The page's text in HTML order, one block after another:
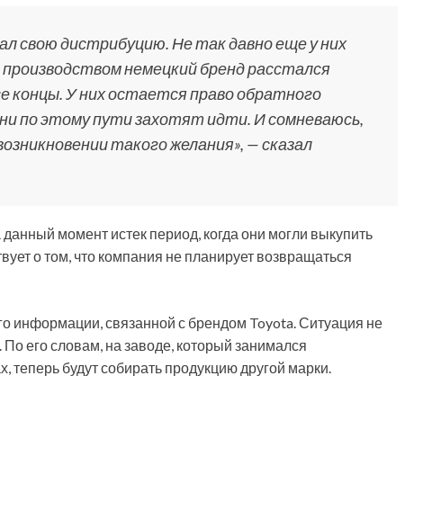
свою дистрибуцию. Не так давно еще у них
производством немецкий бренд расстался
концы. У них остается право обратного
по этому пути захотят идти. И сомневаюсь,
такого желания», — сказал
момент истек период, когда они могли выкупить
о том, что компания не планирует возвращаться
информации, связанной с брендом Toyota. Ситуация не
его словам, на заводе, который занимался
будут собирать продукцию другой марки.